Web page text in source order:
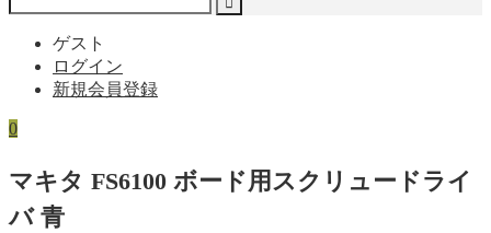
ゲスト
ログイン
新規会員登録
0
マキタ FS6100 ボード用スクリュードライ
バ 青